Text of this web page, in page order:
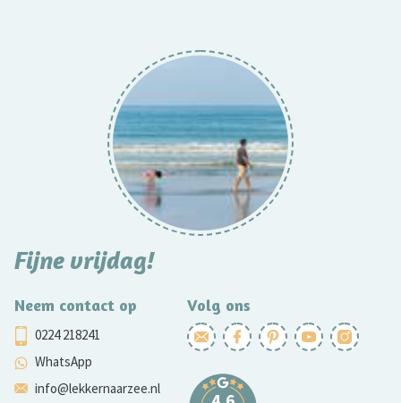
Fijne vrijdag!
Neem contact op
0224 218241
WhatsApp
info@lekkernaarzee.nl
Volg ons